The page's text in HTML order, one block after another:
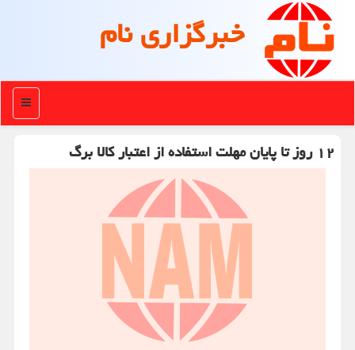
خبرگزاری نام
منو
۱۲ روز تا پایان مهلت استفاده از اعتبار کالا برگ